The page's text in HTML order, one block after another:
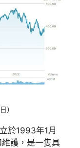
）
於1993年1月
護，是一隻具